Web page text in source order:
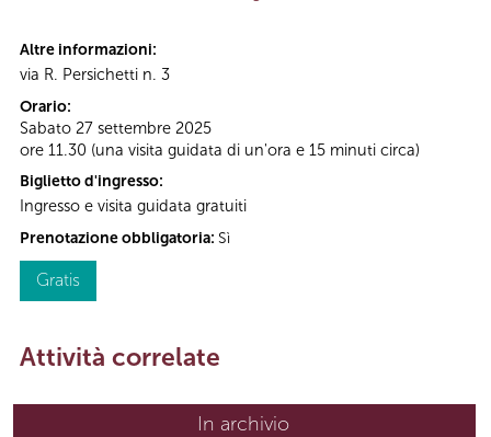
Altre informazioni:
via R. Persichetti n. 3
Orario:
Sabato 27 settembre 2025
ore 11.30 (una visita guidata di un'ora e 15 minuti circa)
Biglietto d'ingresso:
Ingresso e visita guidata gratuiti
Prenotazione obbligatoria: Sì
Gratis
Attività correlate
In archivio